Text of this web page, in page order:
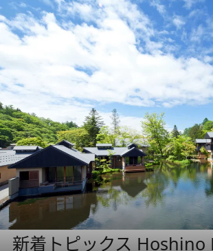
新着トピックス Hoshino